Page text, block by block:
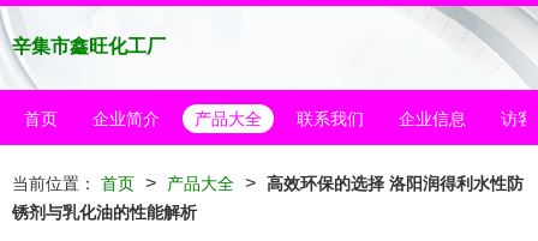
辛集市鑫旺化工厂
首页 企业简介 产品大全 联系我们 企业信息 访客
当前位置： 首页 > 产品大全 > 高效环保的选择 洛阳润得利水性防
锈剂与乳化油的性能解析